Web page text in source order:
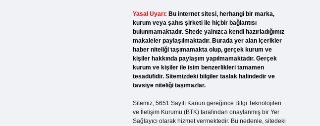
Yasal Uyarı: Bu internet sitesi, herhangi bir marka,
kurum veya şahıs şirketi ile hiçbir bağlantısı
bulunmamaktadır. Sitede yalnızca kendi hazırladığımız
makaleler paylaşılmaktadır. Burada yer alan içerikler
haber niteliği taşımamakta olup, gerçek kurum ve
kişiler hakkında paylaşım yapılmamaktadır. Gerçek
kurum ve kişiler ile isim benzerlikleri tamamen
tesadüfidir. Sitemizdeki bilgiler taslak halindedir ve
tavsiye niteliği taşımazlar.
Sitemiz, 5651 Sayılı Kanun gereğince Bilgi Teknolojileri
ve İletişim Kurumu (BTK) tarafından onaylanmış bir Yer
Sağlayıcı olarak hizmet vermektedir. Bu nedenle, sitedeki